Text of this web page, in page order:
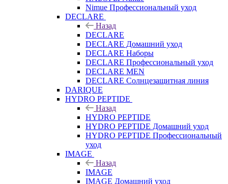
Nimue Профессиональный уход
DECLARE
Назад
DECLARE
DECLARE Домашний уход
DECLARE Наборы
DECLARE Профессиональный уход
DECLARE MEN
DECLARE Солнцезащитная линия
DARIQUE
HYDRO PEPTIDE
Назад
HYDRO PEPTIDE
HYDRO PEPTIDE Домашний уход
HYDRO PEPTIDE Профессиональный
уход
IMAGE
Назад
IMAGE
IMAGE Домашний уход